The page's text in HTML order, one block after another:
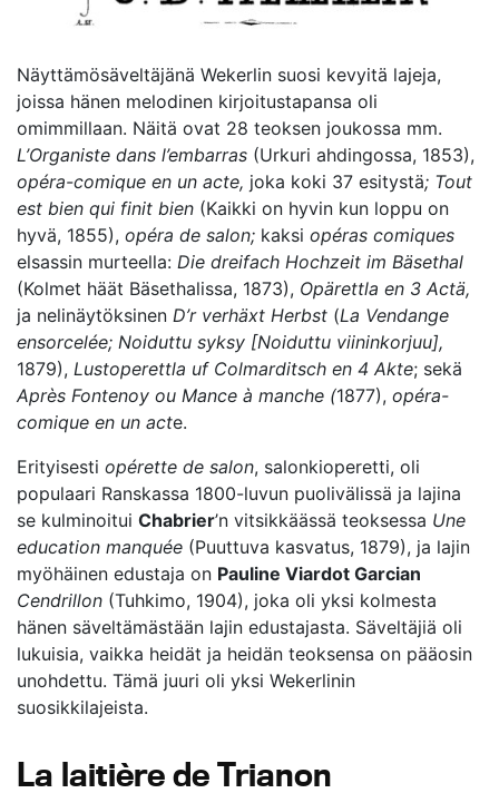
Näyttämösäveltäjänä Wekerlin suosi kevyitä lajeja,
joissa hänen melodinen kirjoitustapansa oli
omimmillaan. Näitä ovat 28 teoksen joukossa mm.
L’Organiste dans l’embarras (Urkuri ahdingossa, 1853),
opéra-comique en un acte, joka koki 37 esitystä; Tout
est bien qui finit bien (Kaikki on hyvin kun loppu on
hyvä, 1855), opéra de salon; kaksi opéras comiques
elsassin murteella: Die dreifach Hochzeit im Bäsethal
(Kolmet häät Bäsethalissa, 1873), Opärettla en 3 Actä,
ja nelinäytöksinen D’r verhäxt Herbst (La Vendange
ensorcelée; Noiduttu syksy [Noiduttu viininkorjuu],
1879), Lustoperettla uf Colmarditsch en 4 Akte; sekä
Après Fontenoy ou Mance à manche (1877), opéra-
comique en un acte.
Erityisesti opérette de salon, salonkioperetti, oli
populaari Ranskassa 1800-luvun puolivälissä ja lajina
se kulminoitui Chabrier’n vitsikkäässä teoksessa Une
education manquée (Puuttuva kasvatus, 1879), ja lajin
myöhäinen edustaja on Pauline Viardot Garcian
Cendrillon (Tuhkimo, 1904), joka oli yksi kolmesta
hänen säveltämästään lajin edustajasta. Säveltäjiä oli
lukuisia, vaikka heidät ja heidän teoksensa on pääosin
unohdettu. Tämä juuri oli yksi Wekerlinin
suosikkilajeista.
La laitière de Trianon